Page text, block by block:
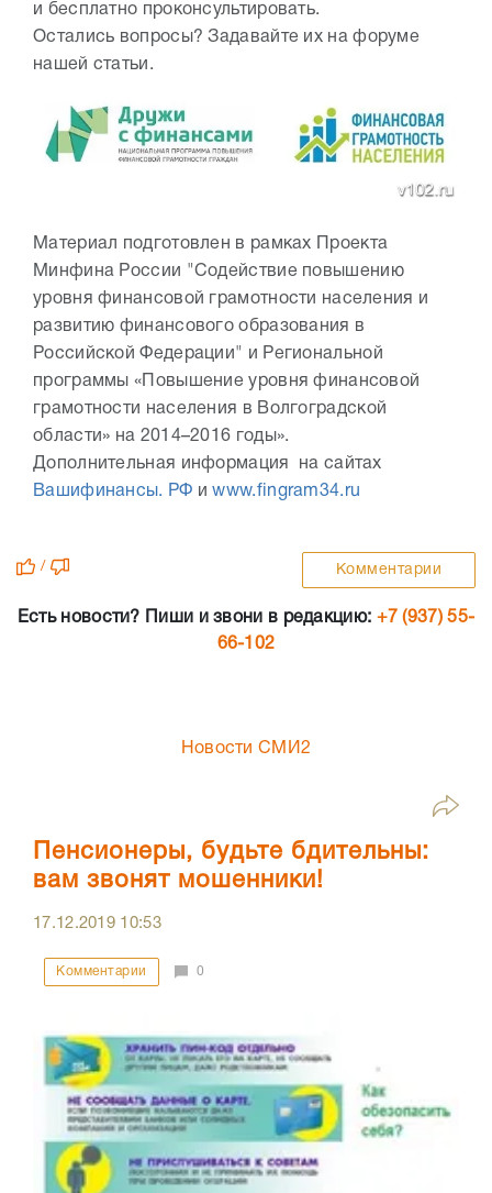
и бесплатно проконсультировать.
Остались вопросы? Задавайте их на форуме
нашей статьи.
Материал подготовлен в рамках Проекта
Минфина России "Содействие повышению
уровня финансовой грамотности населения и
развитию финансового образования в
Российской Федерации" и Региональной
программы «Повышение уровня финансовой
грамотности населения в Волгоградской
области» на 2014–2016 годы».
Дополнительная информация на сайтах
Вашифинансы. РФ иwww.fingram34.ru
/ Комментарии
Есть новости? Пиши и звони в редакцию: +7 (937) 55-
66-102
Новости СМИ2
Пенсионеры, будьте бдительны:
вам звонят мошенники!
17.12.2019 10:53
Комментарии 0